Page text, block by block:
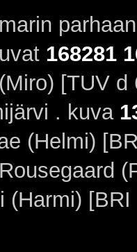
168281
[TUV
. kuva
(Helmi)
(Harmi)